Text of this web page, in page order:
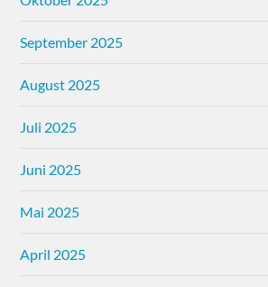
September 2025
August 2025
Juli 2025
Juni 2025
Mai 2025
April 2025